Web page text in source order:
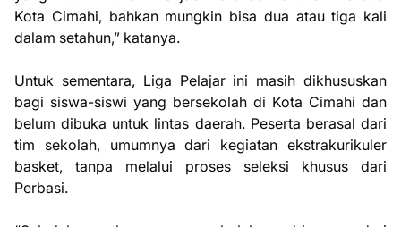
Kota Cimahi, bahkan mungkin bisa dua atau tiga kali
dalam setahun,” katanya.
Untuk sementara, Liga Pelajar ini masih dikhususkan
bagi siswa-siswi yang bersekolah di Kota Cimahi dan
belum dibuka untuk lintas daerah. Peserta berasal dari
tim sekolah, umumnya dari kegiatan ekstrakurikuler
basket, tanpa melalui proses seleksi khusus dari
Perbasi.